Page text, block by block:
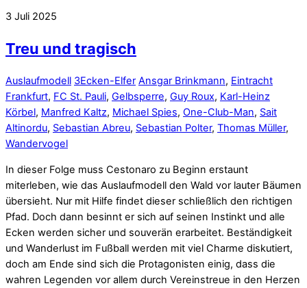
3 Juli 2025
Treu und tragisch
Auslaufmodell 3Ecken-Elfer Ansgar Brinkmann, Eintracht
Frankfurt, FC St. Pauli, Gelbsperre, Guy Roux, Karl-Heinz
Körbel, Manfred Kaltz, Michael Spies, One-Club-Man, Sait
Altinordu, Sebastian Abreu, Sebastian Polter, Thomas Müller,
Wandervogel
In dieser Folge muss Cestonaro zu Beginn erstaunt
miterleben, wie das Auslaufmodell den Wald vor lauter Bäumen
übersieht. Nur mit Hilfe findet dieser schließlich den richtigen
Pfad. Doch dann besinnt er sich auf seinen Instinkt und alle
Ecken werden sicher und souverän erarbeitet. Beständigkeit
und Wanderlust im Fußball werden mit viel Charme diskutiert,
doch am Ende sind sich die Protagonisten einig, dass die
wahren Legenden vor allem durch Vereinstreue in den Herzen